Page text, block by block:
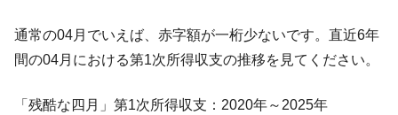
ぎ」では。
『Money1』
韓国鉄鋼最大手『POSCO』ズブズブ沈む。
『Money1』
米国下院「韓国の公務員個人をターゲット
通常の04月でいえば、赤字額が一桁少ないです。直近6年
間の04月における第1次所得収支の推移を見てください。
「残酷な四月」第1次所得収支：2020年～2025年